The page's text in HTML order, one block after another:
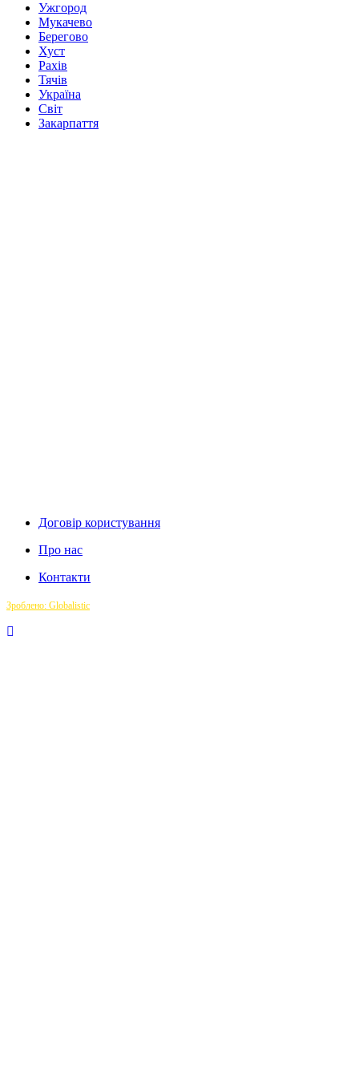
Ужгород
Мукачево
Берегово
Хуст
Рахів
Тячів
Україна
Світ
Закарпаття
Договір користування
Про нас
Контакти
Зроблено: Globalistic